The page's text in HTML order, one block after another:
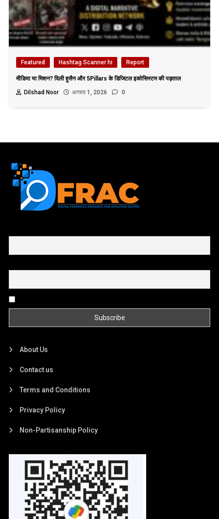
Featured Hashtag Scanner hi Report
मीडिया या मिशन? दिली हुसैन और 5Pillars के डिजिटल इकोसिस्टम की पड़ताल
Dilshad Noor
अगस्त 1, 2026 0
About Us
Contact us
Terms and Conditions
Privacy Policy
Non-Partisanship Policy